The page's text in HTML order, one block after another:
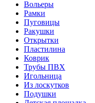
Вольеры
Рамки
Пуговицы
Ракушки
Открытки
Пластилина
Коврик
Трубы ПВХ
Игольница
Из лоскутков
Подушки